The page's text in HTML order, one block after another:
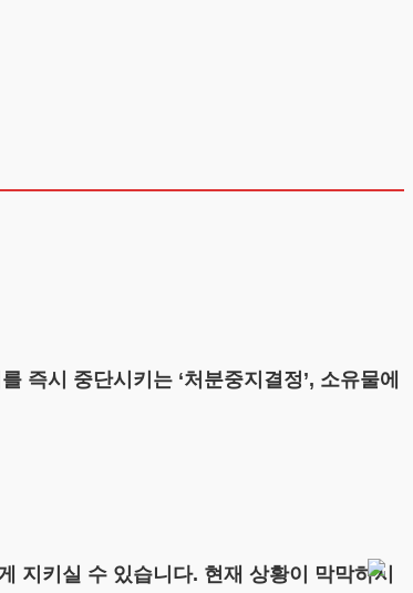
즉시 중단시키는 ‘처분중지결정’, 소유물에
지키실 수 있습니다. 현재 상황이 막막하시